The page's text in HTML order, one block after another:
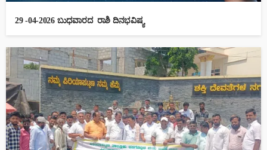
29 -04-2026 ಬುಧವಾರದ ರಾಶಿ ದಿನಭವಿಷ್ಯ